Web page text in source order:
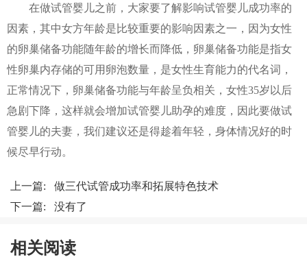
在做试管婴儿之前，大家要了解影响试管婴儿成功率的
因素，其中女方年龄是比较重要的影响因素之一，因为女性
的卵巢储备功能随年龄的增长而降低，卵巢储备功能是指女
性卵巢内存储的可用卵泡数量，是女性生育能力的代名词，
正常情况下，卵巢储备功能与年龄呈负相关，女性35岁以后
急剧下降，这样就会增加试管婴儿助孕的难度，因此要做试
管婴儿的夫妻，我们建议还是得趁着年轻，身体情况好的时
候尽早行动。
上一篇: 做三代试管成功率和拓展特色技术
下一篇: 没有了
相关阅读